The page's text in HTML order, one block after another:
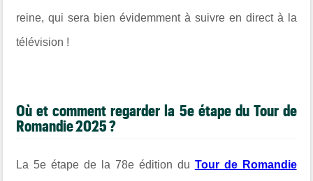
reine, qui sera bien évidemment à suivre en direct à la
télévision !
Où et comment regarder la 5e étape du Tour de
Romandie2025 ?
La 5e étape de la 78e édition du Tour de Romandie